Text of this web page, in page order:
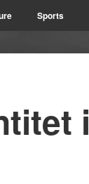
Sports
i